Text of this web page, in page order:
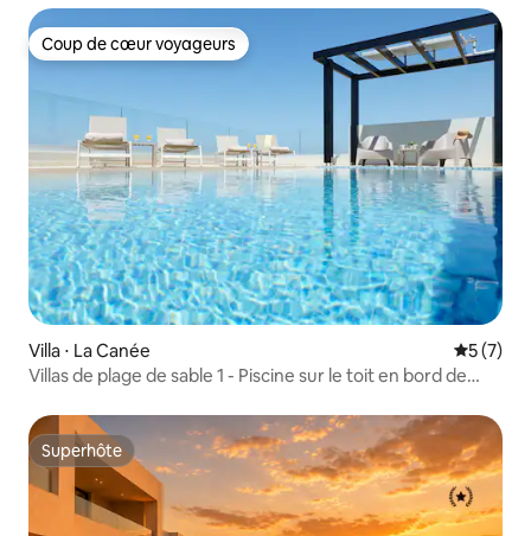
Coup de cœur voyageurs
Coup de cœur voyageurs
Villa ⋅ La Canée
5 (7)
Villas de plage de sable 1 - Piscine sur le toit en bord de
Superhôte
Superhôte